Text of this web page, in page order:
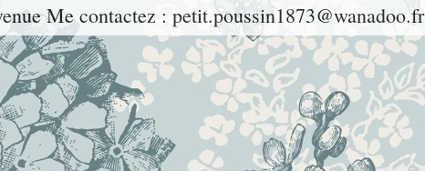
Me contactez : petit.poussin1873@wanadoo.fr